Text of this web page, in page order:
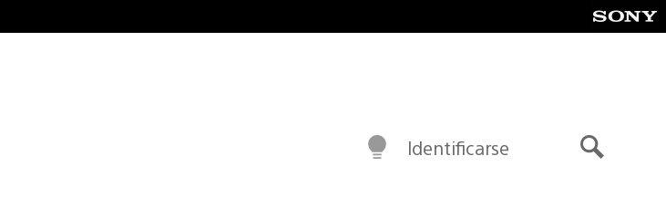
Identificarse